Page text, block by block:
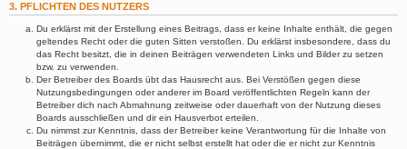
3. PFLICHTEN DES NUTZERS
Du erklärst mit der Erstellung eines Beitrags, dass er keine Inhalte enthält, die gegen
geltendes Recht oder die guten Sitten verstoßen. Du erklärst insbesondere, dass du
das Recht besitzt, die in deinen Beiträgen verwendeten Links und Bilder zu setzen
bzw. zu verwenden.
Der Betreiber des Boards übt das Hausrecht aus. Bei Verstößen gegen diese
Nutzungsbedingungen oder anderer im Board veröffentlichten Regeln kann der
Betreiber dich nach Abmahnung zeitweise oder dauerhaft von der Nutzung dieses
Boards ausschließen und dir ein Hausverbot erteilen.
Du nimmst zur Kenntnis, dass der Betreiber keine Verantwortung für die Inhalte von
Beiträgen übernimmt, die er nicht selbst erstellt hat oder die er nicht zur Kenntnis